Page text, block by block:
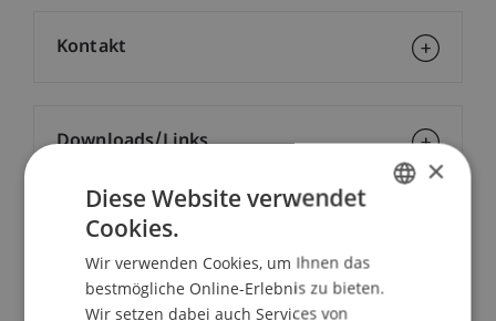
Dozierende:
Mag. iur. SimoneBüchelLL.M.
Univ.-Prof. Dr. SusanneKalssLL.M. (Florenz)
Kontakt
Downloads/Links
×
Diese Website verwendet
Cookies.
Wir verwenden Cookies, um Ihnen das
bestmögliche Online-Erlebnis zu bieten.
Wir setzen dabei auch Services von